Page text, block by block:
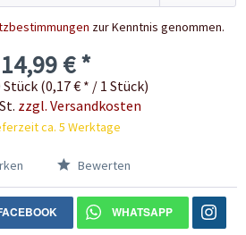
zur Kenntnis genommen.
14,99 € *
Stück (0,17 € * / 1 Stück)
zzgl. Versandkosten
ca. 5 Werktage
Bewerten
WHATSAPP